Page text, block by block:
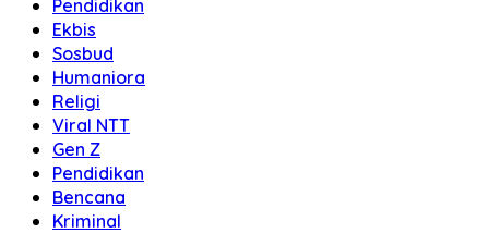
Pendidikan
Ekbis
Sosbud
Humaniora
Religi
Viral NTT
Gen Z
Pendidikan
Bencana
Kriminal